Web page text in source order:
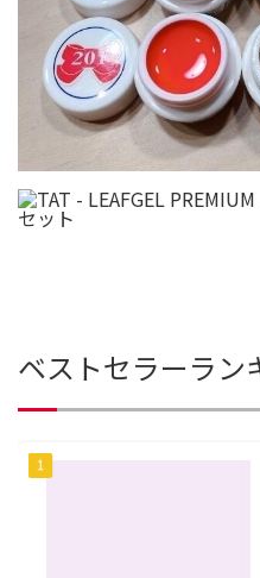
ベストセラーラン